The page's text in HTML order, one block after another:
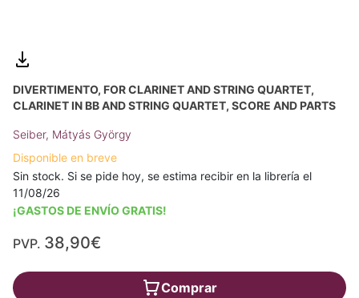
DIVERTIMENTO, FOR CLARINET AND STRING QUARTET,
CLARINET IN BB AND STRING QUARTET, SCORE AND PARTS
Seiber, Mátyás György
Disponible en breve
Sin stock. Si se pide hoy, se estima recibir en la librería el
11/08/26
¡GASTOS DE ENVÍO GRATIS!
PVP. 38,90€
Comprar